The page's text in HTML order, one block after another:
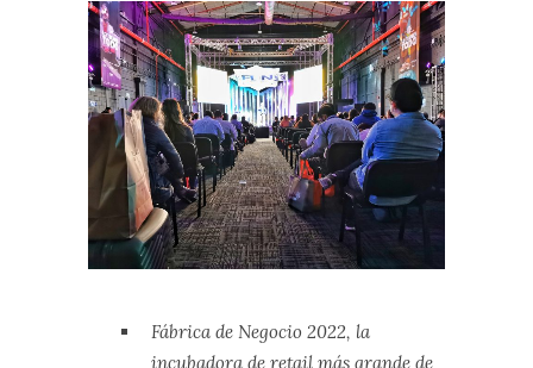
Fábrica de Negocio 2022, la
incubadora de retail más grande de